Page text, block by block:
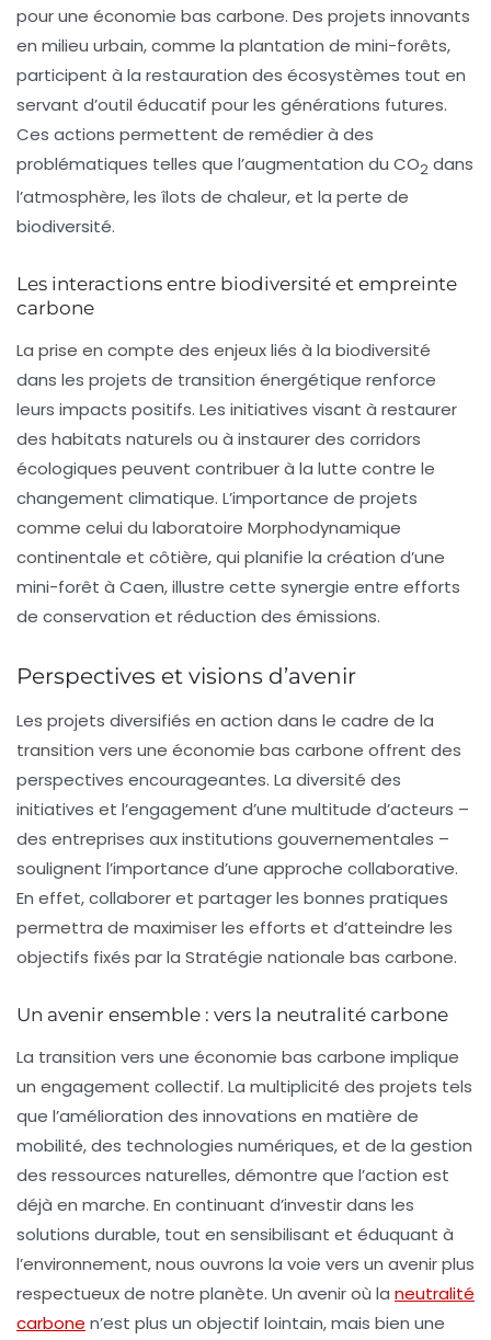
pour une économie bas carbone. Des projets innovants
en milieu urbain, comme la plantation de mini-forêts,
participent à la restauration des écosystèmes tout en
servant d’outil éducatif pour les générations futures.
Ces actions permettent de remédier à des
problématiques telles que l’augmentation du CO2 dans
l’atmosphère, les îlots de chaleur, et la perte de
biodiversité.
Les interactions entre biodiversité et empreinte
carbone
La prise en compte des enjeux liés à la biodiversité
dans les projets de transition énergétique renforce
leurs impacts positifs. Les initiatives visant à restaurer
des habitats naturels ou à instaurer des corridors
écologiques peuvent contribuer à la lutte contre le
changement climatique. L’importance de projets
comme celui du laboratoire Morphodynamique
continentale et côtière, qui planifie la création d’une
mini-forêt à Caen, illustre cette synergie entre efforts
de conservation et réduction des émissions.
Perspectives et visions d’avenir
Les projets diversifiés en action dans le cadre de la
transition vers une économie bas carbone offrent des
perspectives encourageantes. La diversité des
initiatives et l’engagement d’une multitude d’acteurs –
des entreprises aux institutions gouvernementales –
soulignent l’importance d’une approche collaborative.
En effet, collaborer et partager les bonnes pratiques
permettra de maximiser les efforts et d’atteindre les
objectifs fixés par la Stratégie nationale bas carbone.
Un avenir ensemble : vers la neutralité carbone
La transition vers une économie bas carbone implique
un engagement collectif. La multiplicité des projets tels
que l’amélioration des innovations en matière de
mobilité, des technologies numériques, et de la gestion
des ressources naturelles, démontre que l’action est
déjà en marche. En continuant d’investir dans les
solutions durable, tout en sensibilisant et éduquant à
l’environnement, nous ouvrons la voie vers un avenir plus
respectueux de notre planète. Un avenir où la neutralité
carbone n’est plus un objectif lointain, mais bien une